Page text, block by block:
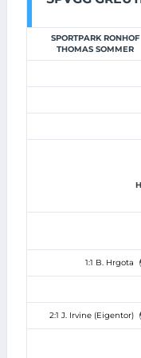
SPORTPARK RONHOF
THOMAS SOMMER
1:1 B. Hrgota
2:1 J. Irvine (Eigentor)